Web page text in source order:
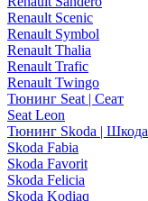
Renault Scenic
Renault Symbol
Renault Thalia
Renault Trafic
Renault Twingo
Тюнинг Seat | Сеат
Seat Leon
Тюнинг Skoda | Шкода
Skoda Fabia
Skoda Favorit
Skoda Felicia
Skoda Kodiaq